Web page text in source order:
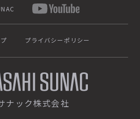
プライバシーポリシー
ナック株式会社